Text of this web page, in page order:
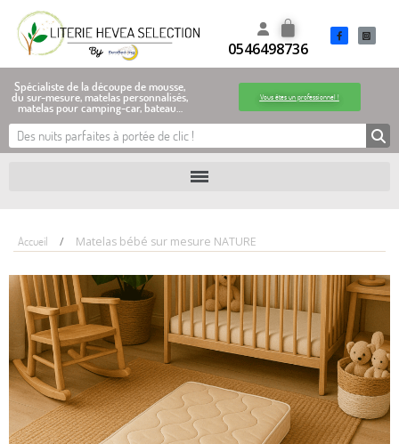
0546498736
Spécialiste de la découpe de mousse,
du sur-mesure, matelas personnalisés,
matelas pour camping-car, bateau…
Vous êtes un professionnel !
Accueil Matelas bébé sur mesure NATURE